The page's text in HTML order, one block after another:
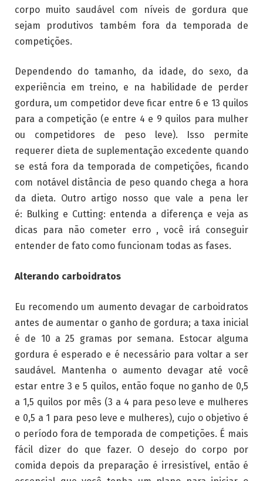
corpo muito saudável com níveis de gordura que
sejam produtivos também fora da temporada de
competições.
Dependendo do tamanho, da idade, do sexo, da
experiência em treino, e na habilidade de perder
gordura, um competidor deve ficar entre 6 e 13 quilos
para a competição (e entre 4 e 9 quilos para mulher
ou competidores de peso leve). Isso permite
requerer dieta de suplementação excedente quando
se está fora da temporada de competições, ficando
com notável distância de peso quando chega a hora
da dieta. Outro artigo nosso que vale a pena ler
é: Bulking e Cutting: entenda a diferença e veja as
dicas para não cometer erro , você irá conseguir
entender de fato como funcionam todas as fases.
Alterando carboidratos
Eu recomendo um aumento devagar de carboidratos
antes de aumentar o ganho de gordura; a taxa inicial
é de 10 a 25 gramas por semana. Estocar alguma
gordura é esperado e é necessário para voltar a ser
saudável. Mantenha o aumento devagar até você
estar entre 3 e 5 quilos, então foque no ganho de 0,5
a 1,5 quilos por mês (3 a 4 para peso leve e mulheres
e 0,5 a 1 para peso leve e mulheres), cujo o objetivo é
o período fora de temporada de competições. É mais
fácil dizer do que fazer. O desejo do corpo por
comida depois da preparação é irresistível, então é